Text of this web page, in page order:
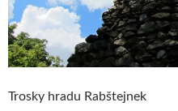
Trosky hradu Rabštejnek